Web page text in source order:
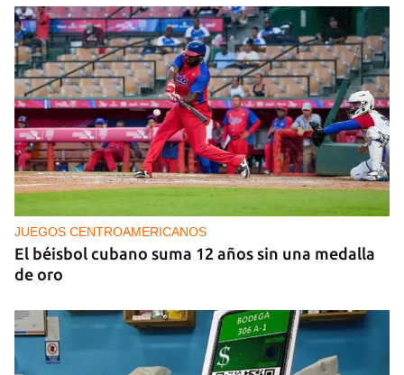
PODCAST
Cafecito informativo del viernes 7 de agosto de
2026
JUEGOS CENTROAMERICANOS
El béisbol cubano suma 12 años sin una medalla
de oro